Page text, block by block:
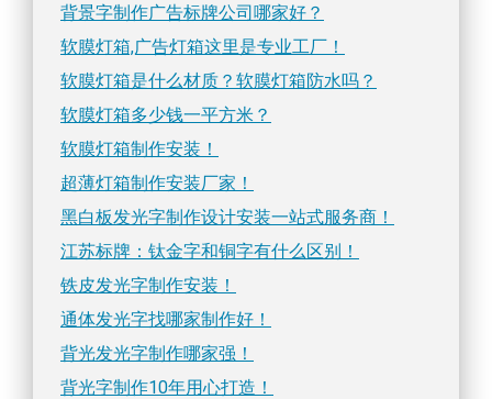
背景字制作广告标牌公司哪家好？
软膜灯箱,广告灯箱这里是专业工厂！
软膜灯箱是什么材质？软膜灯箱防水吗？
软膜灯箱多少钱一平方米？
软膜灯箱制作安装！
超薄灯箱制作安装厂家！
黑白板发光字制作设计安装一站式服务商！
江苏标牌：钛金字和铜字有什么区别！
铁皮发光字制作安装！
通体发光字找哪家制作好！
背光发光字制作哪家强！
背光字制作10年用心打造！